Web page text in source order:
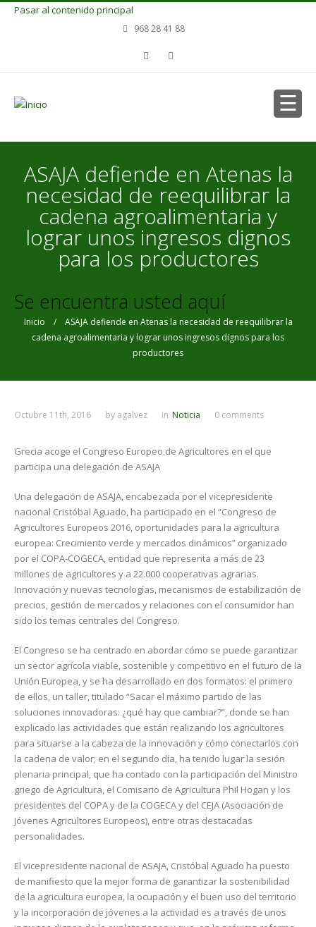
Pasar al contenido principal
968 28 41 88
ASAJA defiende en Atenas la
necesidad de reequilibrar la
cadena agroalimentaria y
lograr unos ingresos dignos
para los productores
Se encuentra usted aquí
Inicio / ASAJA defiende en Atenas la necesidad de reequilibrar la
cadena agroalimentaria y lograr unos ingresos dignos para los
productores
Octubre 11th, 2016 by agalvez in Noticia 0 comments
Grecia acoge el Congreso Europeo de Agricultores en el que
participa una delegación de ASAJA
Una delegación de ASAJA, encabezada por el vicepresidente
nacional Cristóbal Aguado, ha participado en el “Congreso de
Agricultores Europeos 2016, oportunidades para la agricultura
europea: Crecimiento verde y mercados dinámicos” organizado
por el COPA-COGECA, entidad que representa a más de 23
millones de agricultores y a 22.000 cooperativas agrarias.
Innovación y nuevas tecnologías, mecanismos de estabilización de
precios, gestión de mercados y relaciones con el consumidor han
sido los temas centrales del Congreso.
El Congreso se ha centrado en abordar cómo se puede garantizar
un sector agrícola viable, sostenible y competitivo en el futuro de la
Unión Europea, y se ha desarrollado en dos formatos: el primero
de ellos, un taller, titulado “Sacar el máximo partido de las
soluciones innovadoras: ¿qué hay que cambiar?”, donde se han
explicado las actividades que están realizando los agricultores
para situarse a la cabeza de la innovación y cómo conectarlos con
la cadena de valor; en el segundo día, ha tenido lugar la sesión
plenaria principal, que ha contado con la participación del Ministro
griego de Agricultura, el Comisario de Agricultura Phil Hogan y los
presidentes del COPA y de la COGECA y del CEJA (Asociación de
Jóvenes Agricultores Europeos), entre otras destacadas
personalidades.
El vicepresidente nacional de ASAJA, Cristóbal Aguado ha puesto
de manifiesto que la mejor forma de garantizar la sostenibilidad
de la agricultura europea, la ocupación y el buen uso del territorio
y la incorporación de jóvenes a la actividad es a través de unos